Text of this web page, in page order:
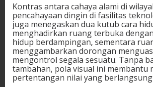
Kontras antara cahaya alami di
pencahayaan dingin di fasilitas
juga menegaskan dua kutub cara
menghadirkan ruang terbuka
hidup berdampingan, sementara
menggambarkan dorongan
mengontrol segala sesuatu. Tanpa
tambahan, pola visual ini membantu
pertentangan nilai yang berlangsung